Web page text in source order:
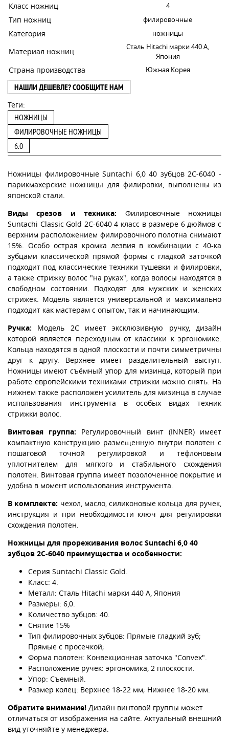
Класс ножниц 4
Тип ножниц филировочные
Категория ножницы
Материал ножниц
Сталь Hitachi марки 440 А,
Япония
Страна производства Южная Корея
НАШЛИ ДЕШЕВЛЕ? СООБЩИТЕ НАМ
Теги:
НОЖНИЦЫ
ФИЛИРОВОЧНЫЕ НОЖНИЦЫ
6.0
Ножницы филировочные Suntachi 6,0 40 зубцов 2C-6040 -
парикмахерские ножницы для филировки, выполнены из
японской стали.
Виды срезов и техника: Филировочные ножницы
Suntachi Classic Gold 2С-6040 4 класс в размере 6 дюймов с
верхним расположением филировочного полотна снимают
15%. Особо острая кромка лезвия в комбинации с 40-ка
зубцами классической прямой формы с гладкой заточкой
подходит под классические техники тушевки и филировки,
а также стрижку волос "на руках", когда волосы находятся в
свободном состоянии. Подходят для мужских и женских
стрижек. Модель является универсальной и максимально
подходит как мастерам с опытом, так и начинающим.
Ручка: Модель 2С имеет эксклюзивную ручку, дизайн
которой является переходным от классики к эргономике.
Кольца находятся в одной плоскости и почти симметричны
друг к другу. Верхнее имеет разделительный выступ.
Ножницы имеют съёмный упор для мизинца, который при
работе европейскими техниками стрижки можно снять. На
нижнем также расположен усилитель для мизинца в случае
использования инструмента в особых видах техник
стрижки волос.
Винтовая группа: Регулировочный винт (INNER) имеет
компактную конструкцию размещенную внутри полотен с
пошаговой точной регулировкой и тефлоновым
уплотнителем для мягкого и стабильного схождения
полотен. Винтовая группа имеет позолоченное покрытие и
удобна в момент использования инструмента.
В комплекте: чехол, масло, силиконовые кольца для ручек,
инструкция и при необходимости ключ для регулировки
схождения полотен.
Ножницы для прореживания волос Suntachi 6,0 40
зубцов 2C-6040 преимущества и особенности:
Серия Suntachi Classic Gold.
Класс: 4.
Металл: Сталь Hitachi марки 440 А, Япония
Размеры: 6,0.
Количество зубцов: 40.
Снятие 15%
Тип филировочных зубцов: Прямые гладкий зуб;
Прямые с просечкой;
Форма полотен: Конвекционная заточка "Convex".
Расположение ручек: эргономика, 2 плоскости.
Упор: Съемный.
Размер колец: Верхнее 18-22 мм; Нижнее 18-20 мм.
Обратите внимание! Дизайн винтовой группы может
отличаться от изображения на сайте. Актуальный внешний
вид уточняйте у менеджера.